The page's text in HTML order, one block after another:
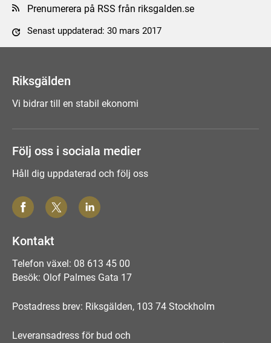
Prenumerera på RSS från riksgalden.se
Senast uppdaterad: 30 mars 2017
Riksgälden
Vi bidrar till en stabil ekonomi
Följ oss i sociala medier
Håll dig uppdaterad och följ oss
Kontakt
Telefon växel: 08 613 45 00
Besök: Olof Palmes Gata 17
Postadress brev: Riksgälden, 103 74 Stockholm
Leveransadress för bud och